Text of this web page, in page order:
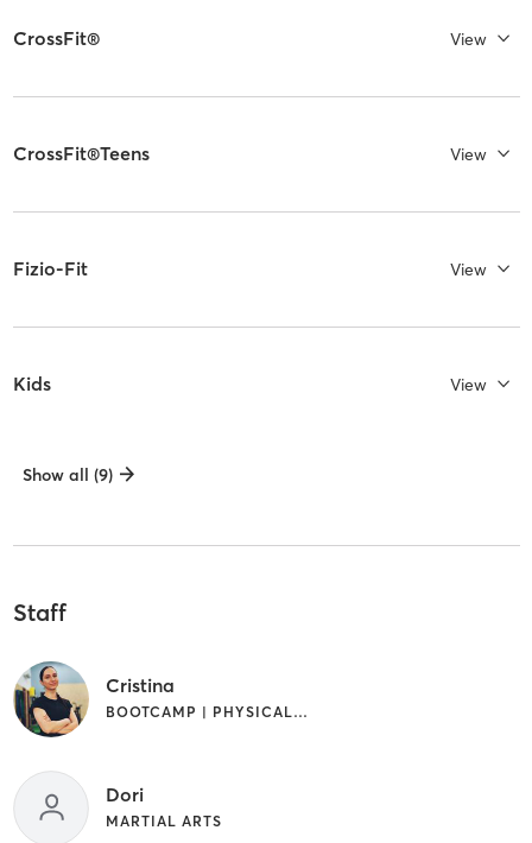
CrossFit® View
CrossFit®Teens View
Fizio-Fit View
Kids View
Show all (9)
Staff
Cristina
BOOTCAMP | PHYSICAL THERAPY / PHYSIOTHERAPY
Dori
MARTIAL ARTS